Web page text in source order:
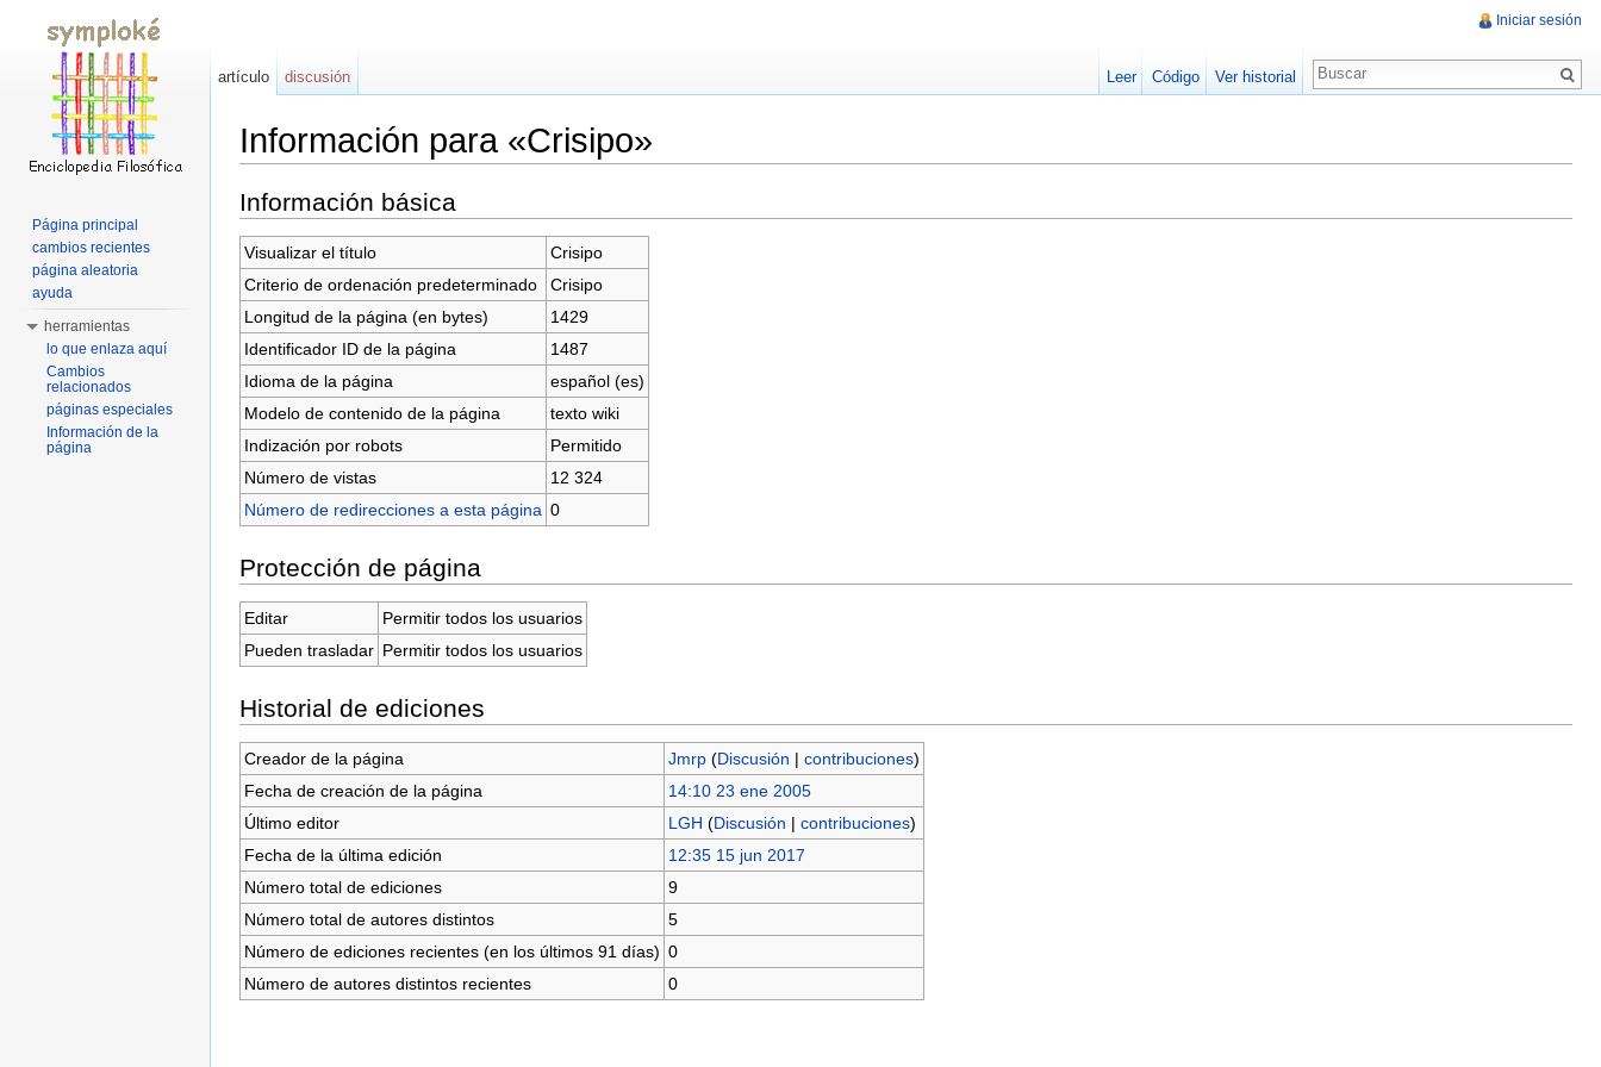
Información para «Crisipo»
Información básica
Visualizar el título
Crisipo
Criterio de ordenación predeterminado
Crisipo
Longitud de la página (en bytes)
1429
Identificador ID de la página
1487
Idioma de la página
español (es)
Modelo de contenido de la página
texto wiki
Indización por robots
Permitido
Número de vistas
12 324
Número de redirecciones a esta página 0
Protección de página
Editar
Permitir todos los usuarios
Pueden trasladar Permitir todos los usuarios
Historial de ediciones
Creador de la página Jmrp (Discusión | contribuciones)
Fecha de creación de la página
14:10 23 ene 2005
Último editor
LGH (Discusión | contribuciones)
Fecha de la última edición
12:35 15 jun 2017
Número total de ediciones
9
Número total de autores distintos
5
Número de ediciones recientes (en los últimos 91 días) 0
Número de autores distintos recientes
0
Iniciar sesión
artículo discusión Leer Código Ver historial
Página principal
cambios recientes
página aleatoria
ayuda
herramientas
lo que enlaza aquí
Cambios
relacionados
páginas especiales
Información de la
página